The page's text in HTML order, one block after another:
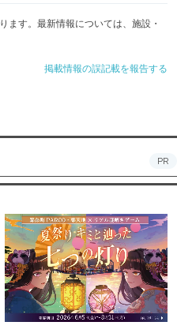
ます。最新情報については、施設・
掲載情報の誤記載を報告する
PR